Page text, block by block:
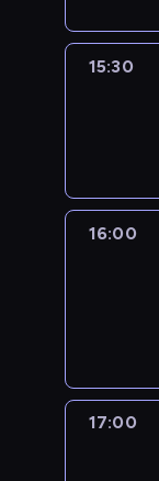
15:30
16:00
17:00